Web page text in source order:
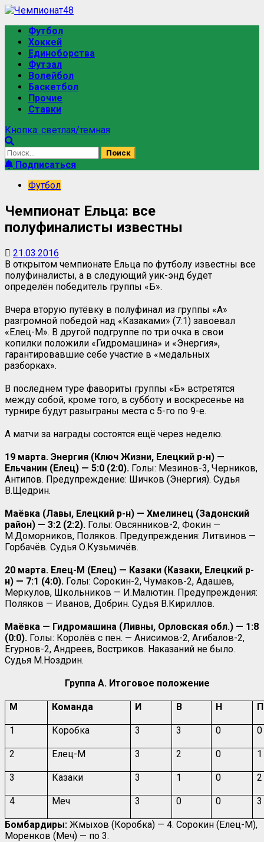
Футбол
Хоккей
Единоборства
Футзал
Волейбол
Баскетбол
Прочие
Ставки
Кнопка: светлая/темная
Подписаться
Футбол
Чемпионат Ельца: все
полуфиналисты известны
21.03.2016
В открытом чемпионате Ельца по футболу известны все
полуфиналисты, а в следующий уик-энд будет
определён победитель группы «Б».
Вчера вторую путёвку в полуфинал из группы «А»
разгромной победой над «Казаками» (7:1) завоевал
«Елец-М». В другой подгруппе по три очка в свои
копилки положили «Гидромашина» и «Энергия»,
гарантировавшие себе участие в «медальных
разборках».
В последнем туре фавориты группы «Б» встретятся
между собой, кроме того, в субботу и воскресенье на
турнире будут разыграны места с 5-го по 9-е.
А матчи за награды состоятся ещё через неделю.
19 марта. Энергия (Ключ Жизни, Елецкий р-н) —
Ельчанин (Елец) — 5:0 (2:0). Голы: Мезинов-3, Черников,
Антипов. Предупреждение: Шичков (Энергия). Судья
В.Щедрин.
Маёвка (Лавы, Елецкий р-н) — Хмелинец (Задонский
район) — 3:2 (2:2). Голы: Овсянников-2, Фокин —
М.Доморников, Поляков. Предупреждения: Литвинов —
Горбачёв. Судья О.Кузьмичёв.
20 марта. Елец-М (Елец) — Казаки (Казаки, Елецкий р-
н) — 7:1 (4:0). Голы: Сорокин-2, Чумаков-2, Адашев,
Меркулов, Школьников — И.Малютин. Предупреждения:
Поляков — Иванов, Добрин. Судья В.Кириллов.
Маёвка — Гидромашина (Ливны, Орловская обл.) — 1:8
(0:0). Голы: Королёв с пен. — Анисимов-2, Агибалов-2,
Егурнов-2, Андреев, Востриков. Наказаний не было.
Судья М.Ноздрин.
Группа А. Итоговое положение
М Команда И В Н П
1 Коробка 3 3 0 0
2 Елец-М 3 2 0 1
3 Казаки 3 1 0 2
4 Меч 3 0 0 3
Бомбардиры: Жмыхов (Коробка) — 4. Сорокин (Елец-М),
Моренков (Меч) — по 3.